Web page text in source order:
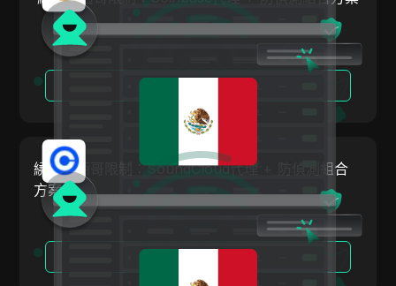
PayPal
Pinterest
PropellerAds
Quora
Rakuten
繞過墨西哥限制：SoundCloud代理 + 防偵測組合
方案